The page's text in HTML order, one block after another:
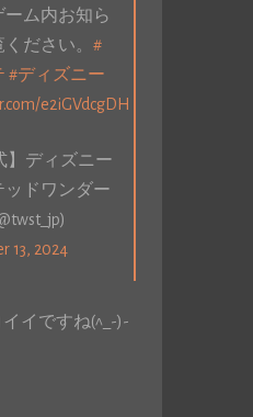
ーム内お知ら
ださい。 #
#ディズニー
e2iGVdcgDH
】ディズニー
ッドワンダー
13, 2024
イですね(^_-)-